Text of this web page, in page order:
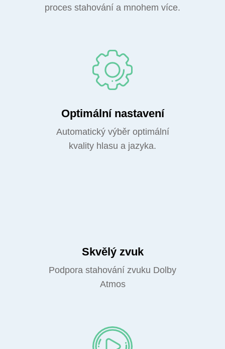
proces stahování a mnohem více.
Optimální nastavení
Automatický výběr optimální
kvality hlasu a jazyka.
Skvělý zvuk
Podpora stahování zvuku Dolby
Atmos